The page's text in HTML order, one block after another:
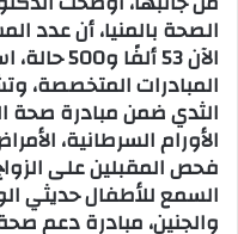
الصحة بالمنيا، أن عدد
الآن 53
المبادرات المتخصصة،
الثدي ضمن مبادرة صحة
الأورام السرطانية،
فحص المقبلين على
السمع للأطفال حديثي
والجنين، مبادرة دعم